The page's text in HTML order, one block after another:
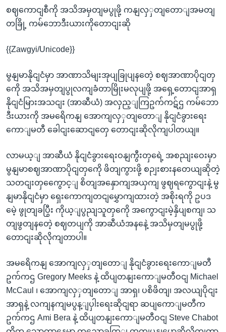
စဈကောငျစီကို အသိအမှတျမပွုဖို့ ကနျလှှတျတောျအမတျ
တခြို့ ကမ်ဘောဒီးယားကိုတောငျးဆို
{{Zawgyi/Unicode}}
မွနျမာနိုငျငံမှာ အာဏာသိမျးအုပျခြုပျနတေဲ့ စဈအာဏာပိုငျတှ
ကေို အသိအမှတျပွုလကျခံတာမြိုးမလုပျဖို့ အရှေ့တောငျအာရှ
နိုငျငံမြားအသငျး (အာဆီယံ) အလှည့ျကြဥက်ကဋ်ဌ ကမ်ဘော
ဒီးယားကို အမရေိကနျ အောကျလှှတျတောျ နိုငျငံခွားရေး
ကောျမတီ ခေါငျးဆောငျတှေ တောငျးဆိုလိုကျပါတယျ။
လာမယ့ျ အာဆီယံ နိုငျငံခွားရေးဝနျကွီးတှရေဲ့ အစညျးဝေးမှာ
မွနျမာစဈအာဏာပိုငျတှကေို ဖိတျကွားဖို့ စဉျးစားနတေယျဆိုတဲ့
သတငျးတှကွေောင့ျ စိတျအနှောကျအယှကျ ဖွဈရကွောငျးနဲ့ မွ
နျမာနိုငျငံမှာ ရှေးကောကျတငျမွှောကျထားတဲ့ အစိုးရကို ဥပဒ
မေဲ့ ဖွုတျခပြွီး ကိုယ့ျပွညျသူတှကေို အကွောငျးမဲ့နှိပျစကျ၊ သ
တျဖွတျနတေဲ့ စဈတပျကို အာဆီယံအနနေဲ့ အသိမှတျမပွုဖို့
တောငျးဆိုလိုကျတာပါ။
အမရေိကနျ အောကျလှှတျတောျ နိုငျငံခွားရေးကောျမတီ
ဥက်ကဌ Gregory Meeks နဲ့ ထိပျတနျးကောျမတီဝငျ Michael
McCaul ၊ အောကျလှှတျတောျ အာရှ၊ ပစိဖိတျ၊ အလယျပိုငျး
အာရှနဲ့ လကျနကျမပွန့ျပှါးရေးဆိုငျရာ ဆပျကောျမတီက
ဥက်ကဌ Ami Bera နဲ့ ထိပျတနျးကောျမတီဝငျ Steve Chabot